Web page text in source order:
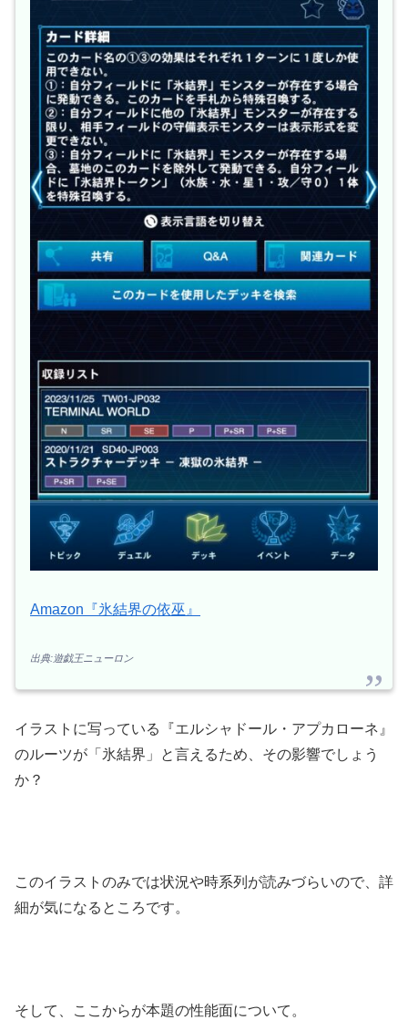
Amazon『氷結界の依巫』
出典:遊戯王ニューロン
イラストに写っている『エルシャドール・アプカローネ』
のルーツが「氷結界」と言えるため、その影響でしょう
か？
このイラストのみでは状況や時系列が読みづらいので、詳
細が気になるところです。
そして、ここからが本題の性能面について。